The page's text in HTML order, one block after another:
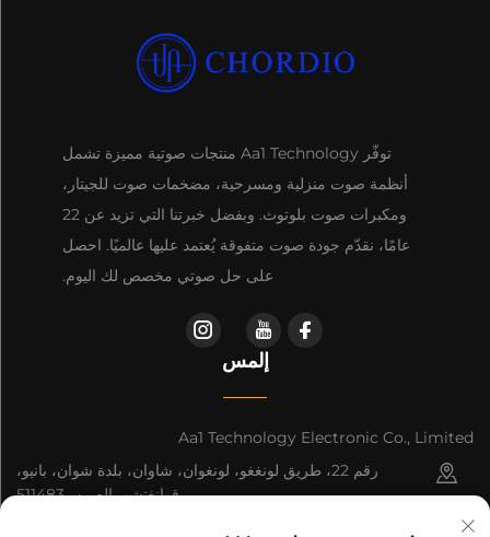
توفّر Aa1 Technology منتجات صوتية مميزة تشمل
أنظمة صوت منزلية ومسرحية، مضخمات صوت للجيتار،
ومكبرات صوت بلوتوث. وبفضل خبرتنا التي تزيد عن 22
عامًا، نقدّم جودة صوت متفوقة يُعتمد عليها عالميًا. احصل
على حل صوتي مخصص لك اليوم.
إلمس
Aa1 Technology Electronic Co., Limited
رقم 22، طريق لونغغو، لونغوان، شاوان، بلدة شوان، بانيو،
قوانغتشو، الصين، 511483
+86-19588875523